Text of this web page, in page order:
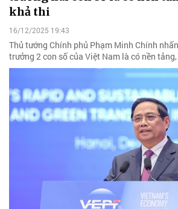
khả thi
16/12/2025 19:43
Thủ tướng Chính phủ Phạm Minh Chính
trưởng 2 con số của Việt Nam là có nền